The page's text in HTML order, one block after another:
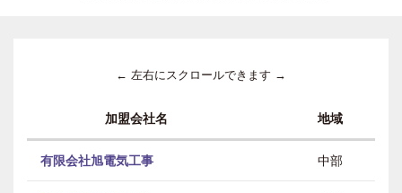
← 左右にスクロールできます →
加盟会社名 地域
有限会社旭電気工事 中部